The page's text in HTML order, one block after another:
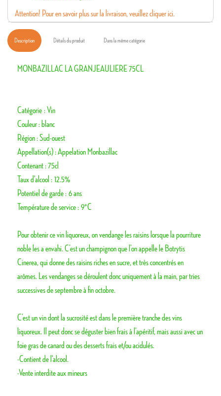
Attention! Pour en savoir plus sur la livraison, veuillez cliquer ici.
Description Détails du produit Dans la même catégorie
MONBAZILLAC LA GRANJEAULIERE 75CL
Catégorie : Vin
Couleur : blanc
Région : Sud-ouest
Appellation(s) : Appelation Monbazillac
Contenant : 75cl
Taux d'alcool : 12.5%
Potentiel de garde : 6 ans
Température de service : 9°C
Pour obtenir ce vin liquoreux, on vendange les raisins lorsque la pourriture
noble les a envahi. C’est un champignon que l’on appelle le Botrytis
Cinerea, qui donne des raisins riches en sucre, et très concentrés en
arômes. Les vendanges se déroulent donc uniquement à la main, par tries
successives de septembre à fin octobre.
C’est un vin dont la sucrosité est dans le première tranche des vins
liquoreux. Il peut donc se déguster bien frais à l’apéritif, mais aussi avec un
foie gras de canard ou des desserts frais et/ou acidulés.
-Contient de l'alcool.
-Vente interdite aux mineurs